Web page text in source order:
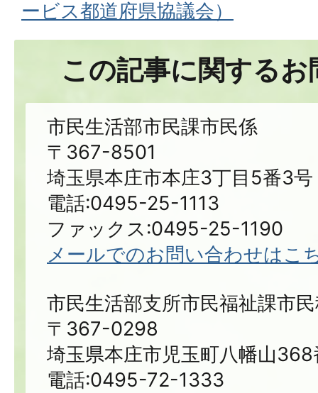
ービス都道府県協議会）
この記事に関する
市民生活部市民課市民係
〒367-8501
埼玉県本庄市本庄3丁目5番3号
電話:0495-25-1113
ファックス:0495-25-1190
メールでのお問い合わせはこ
市民生活部支所市民福祉課市
〒367-0298
埼玉県本庄市児玉町八幡山368
電話:0495-72-1333